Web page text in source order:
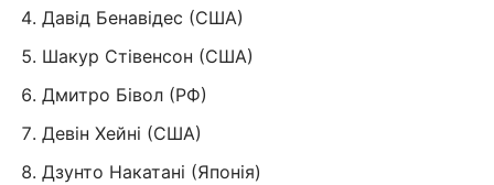
Давід Бенавідес (США)
Шакур Стівенсон (США)
Дмитро Бівол (РФ)
Девін Хейні (США)
Дзунто Накатані (Японія)